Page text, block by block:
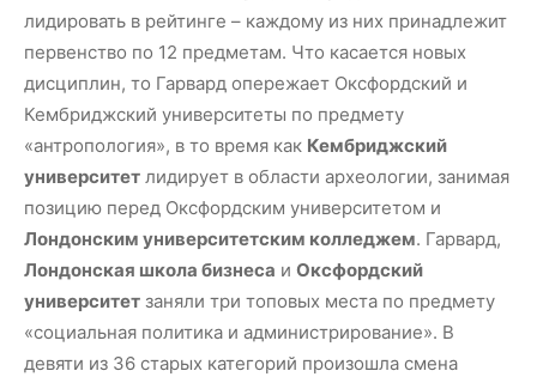
лидировать в рейтинге – каждому из них принадлежит
первенство по 12 предметам. Что касается новых
дисциплин, то Гарвард опережает Оксфордский и
Кембриджский университеты по предмету
«антропология», в то время как Кембриджский
университет лидирует в области археологии, занимая
позицию перед Оксфордским университетом и
Лондонским университетским колледжем. Гарвард,
Лондонская школа бизнеса и Оксфордский
университет заняли три топовых места по предмету
«социальная политика и администрирование». В
девяти из 36 старых категорий произошла смена